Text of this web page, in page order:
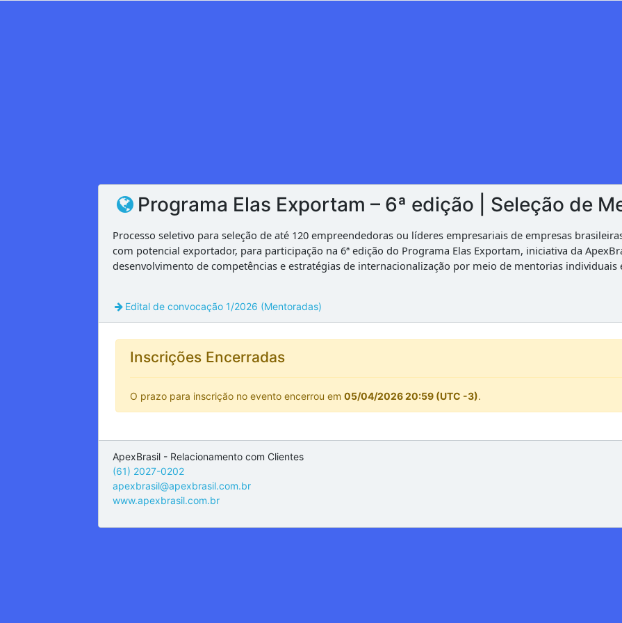
Programa Elas Exportam – 6ª edição | Seleção de
Processo seletivo para seleção de até 120 empreendedoras ou líderes empresariais de empresas
com potencial exportador, para participação na 6ª edição do Programa Elas Exportam, iniciativa da
desenvolvimento de competências e estratégias de internacionalização por meio de mentorias individuais
Edital de convocação 1/2026 (Mentoradas)
Inscrições Encerradas
O prazo para inscrição no evento encerrou em 05/04/2026 20:59 (UTC -3).
ApexBrasil - Relacionamento com Clientes
(61) 2027-0202
apexbrasil@apexbrasil.com.br
www.apexbrasil.com.br